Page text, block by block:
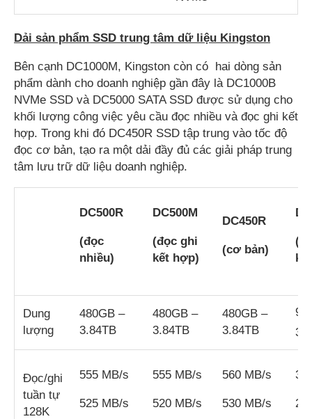
Dải sản phẩm SSD trung tâm dữ liệu Kingston
Bên cạnh DC1000M, Kingston còn có hai dòng sản
phẩm dành cho doanh nghiệp gần đây là DC1000B
NVMe SSD và DC5000 SATA SSD được sử dụng cho
khối lượng công việc yêu cầu đọc nhiều và đọc ghi kết
hợp. Trong khi đó DC450R SSD tập trung vào tốc độ
đọc cơ bản, tạo ra một dải đầy đủ các giải pháp trung
tâm lưu trữ dữ liệu doanh nghiệp.
DC500R
(đọc
nhiều)
DC500M
(đọc ghi
kết hợp)
DC450R
(cơ bản)
Dung
lượng
480GB –
3.84TB
480GB –
3.84TB
480GB –
3.84TB
Đọc/ghi
tuần tự
128K
555 MB/s
525 MB/s
555 MB/s
520 MB/s
560 MB/s
530 MB/s